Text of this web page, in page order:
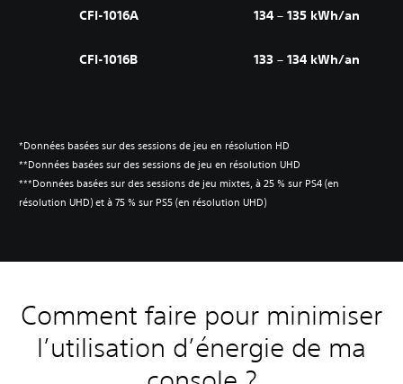
CFI-1016A
CFI-1016B
134 – 135 kWh/an
133 – 134 kWh/an
*Données basées sur des sessions de jeu en résolution HD
**Données basées sur des sessions de jeu en résolution UHD
***Données basées sur des sessions de jeu mixtes, à 25 % sur PS4 (en
résolution UHD) et à 75 % sur PS5 (en résolution UHD)
Comment faire pour minimiser
l’utilisation d’énergie de ma